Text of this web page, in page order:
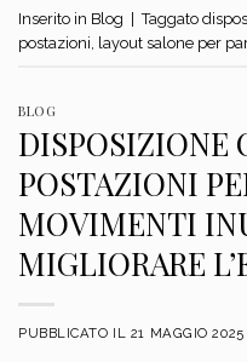
Inserito in Blog Taggato
postazioni
layout salone per
BLOG
DISPOSIZIONE
POSTAZIONI
MOVIMENTI
MIGLIORARE
PUBBLICATO IL 21 MAGGIO 2025